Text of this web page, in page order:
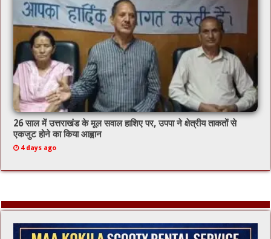
26 साल में उत्तराखंड के मूल सवाल हाशिए पर, उपपा ने क्षेत्रीय ताकतों से
एकजुट होने का किया आह्वान
4 days ago